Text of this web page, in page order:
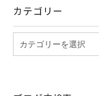
カテゴリー